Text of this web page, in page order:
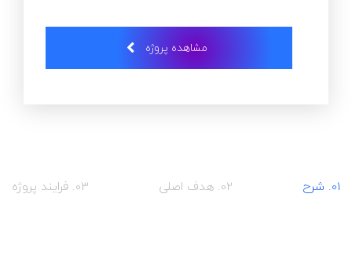
مشاهده پروژه
03. فرایند پروژه